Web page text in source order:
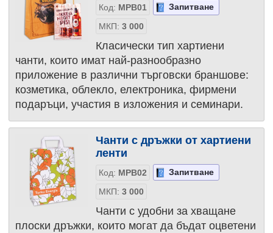
Код: MPB01
Запитване
МКП: 3 000
Класически тип хартиени
чанти, които имат най-разнообразно
приложение в различни търговски браншове:
козметика, облекло, електроника, фирмени
подаръци, участия в изложения и семинари.
Чанти с дръжки от хартиени
ленти
Код: MPB02
Запитване
МКП: 3 000
Чанти с удобни за хващане
плоски дръжки, които могат да бъдат оцветени